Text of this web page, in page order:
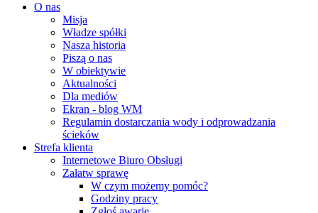
O nas
Misja
Władze spółki
Nasza historia
Piszą o nas
W obiektywie
Aktualności
Dla mediów
Ekran - blog WM
Regulamin dostarczania wody i odprowadzania
ścieków
Strefa klienta
Internetowe Biuro Obsługi
Załatw sprawę
W czym możemy pomóc?
Godziny pracy